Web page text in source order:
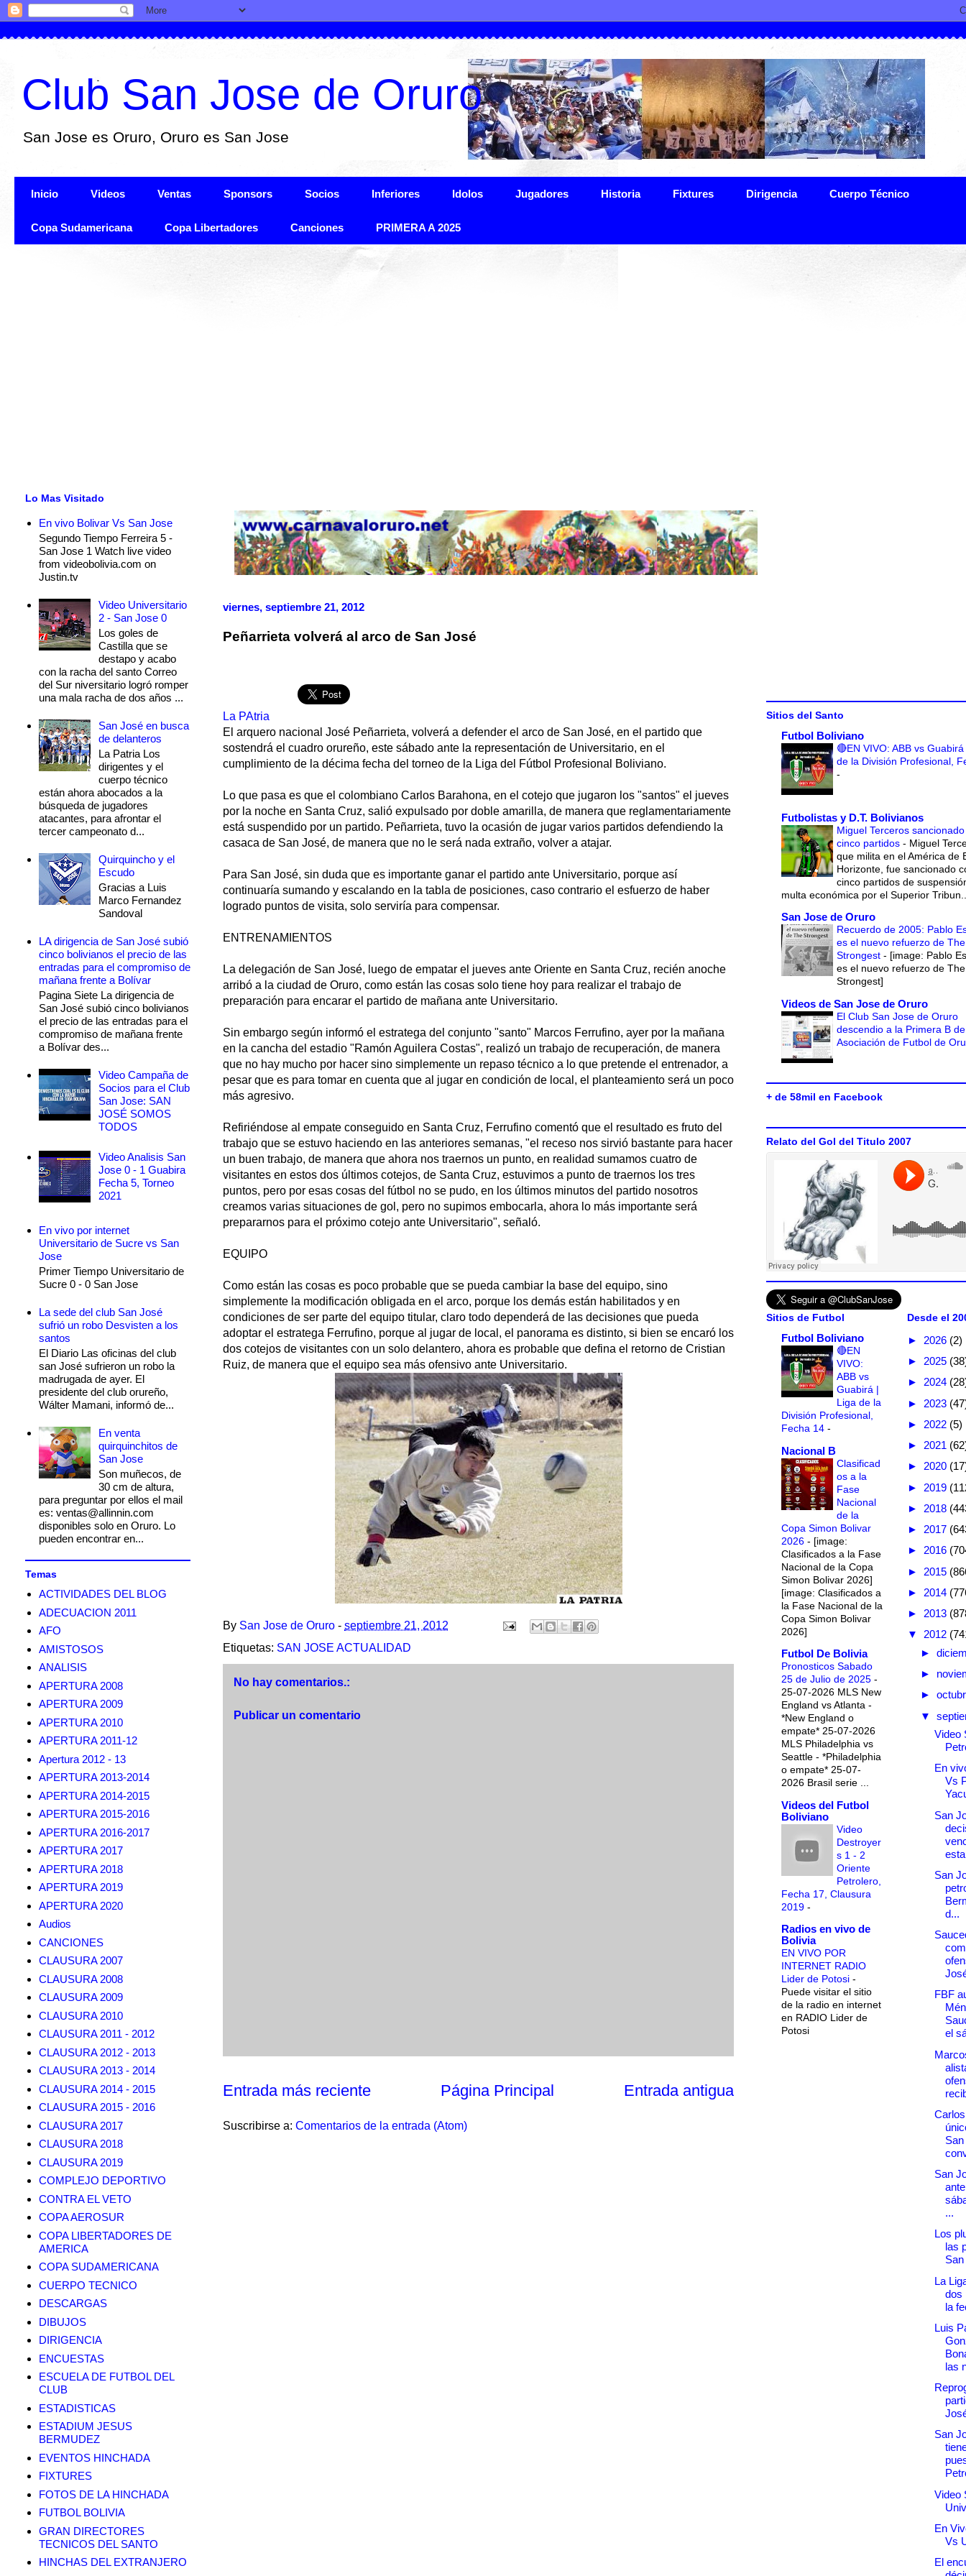
Club San Jose de Oruro
San Jose es Oruro, Oruro es San Jose
Inicio Videos Ventas Sponsors Socios Inferiores Idolos Jugadores Historia Fixtures Dirigencia Cuerpo Técnico
Copa Sudamericana Copa Libertadores Canciones PRIMERA A 2025
viernes, septiembre 21, 2012
Peñarrieta volverá al arco de San José
La PAtria
El arquero nacional José Peñarrieta, volverá a defender el arco de San José, en el partido que
sostendrá el cuadro orureño, este sábado ante la representación de Universitario, en el
cumplimiento de la décima fecha del torneo de la Liga del Fútbol Profesional Boliviano.
Lo que pasa es que el colombiano Carlos Barahona, en el cotejo que jugaron los "santos" el jueves
por la noche en Santa Cruz, salió expulsado por doble amarilla, de manera que reglamentariamente
está suspendido por un partido. Peñarrieta, tuvo la ocasión de jugar varios partidos defendiendo la
casaca de San José, de manera que no le será nada extraño, volver a atajar.
Para San José, sin duda que es importante ganar el partido ante Universitario, porque así
continuaría sumando y escalando en la tabla de posiciones, caso contrario el esfuerzo de haber
logrado puntos de visita, solo serviría para compensar.
ENTRENAMIENTOS
La delegación de San José, luego de empatar el jueves ante Oriente en Santa Cruz, recién anoche
arribó a la ciudad de Oruro, como están las cosas solo tiene hoy para realizar el trabajo de
preparación para encarar el partido de mañana ante Universitario.
Sin embargo según informó el estratega del conjunto "santo" Marcos Ferrufino, ayer por la mañana
en la cancha del estadio "Ramón Aguilera Costas", realizó un trabajo de recuperación, de manera
que no hay mucho por hacer sino simplemente un repaso técnico a lo que pretende el entrenador, a
pesar que es para tomar en cuenta que al jugar en condición de local, el planteamiento será un poco
más agresivo.
Refiriéndose al empate conseguido en Santa Cruz, Ferrufino comentó que el resultado es fruto del
trabajo que se estuvo haciendo en las anteriores semanas, "el receso nos sirvió bastante para hacer
un buen trabajo, de manera que ahora nos traernos un punto, en realidad sumamos cuatro de
visitantes en estos dos últimos cotejos, de Santa Cruz, estuvimos a punto de traernos los tres
puntos, pero por esas cosas del fútbol no se pudo, en los últimos minutos del partido nosotros
creamos varias situaciones de gol, pero no supimos embocarla, ahora lo más importante será
prepararnos para el próximo cotejo ante Universitario", señaló.
EQUIPO
Como están las cosas es poco probable que se pueda cambiar la base del equipo, sino
simplemente la modificación obligada en el arco, porque los demás están habilitados y en
condiciones de ser parte del equipo titular, claro todo dependerá de las decisiones que pueda
adoptar el estratega Ferrufino, porque al jugar de local, el panorama es distinto, si bien se encaró los
dos cotejos de visitantes con un solo delantero, ahora es probable que defina el retorno de Cristian
Ruiz, de manera que el equipo sea más ofensivo ante Universitario.
By San Jose de Oruro - septiembre 21, 2012
Etiquetas: SAN JOSE ACTUALIDAD
No hay comentarios.:
Publicar un comentario
Entrada más reciente Entrada antigua
Página Principal
Suscribirse a: Comentarios de la entrada (Atom)
Lo Mas Visitado
En vivo Bolivar Vs San Jose
Segundo Tiempo Ferreira 5 -
San Jose 1 Watch live video
from videobolivia.com on
Justin.tv
Video Universitario
2 - San Jose 0
Los goles de
Castilla que se
destapo y acabo
con la racha del santo Correo
del Sur niversitario logró romper
una mala racha de dos años ...
San José en busca
de delanteros
La Patria Los
dirigentes y el
cuerpo técnico
están ahora abocados a la
búsqueda de jugadores
atacantes, para afrontar el
tercer campeonato d...
Quirquincho y el
Escudo
Gracias a Luis
Marco Fernandez
Sandoval
LA dirigencia de San José subió
cinco bolivianos el precio de las
entradas para el compromiso de
mañana frente a Bolívar
Pagina Siete La dirigencia de
San José subió cinco bolivianos
el precio de las entradas para el
compromiso de mañana frente
a Bolívar des...
Video Campaña de
Socios para el Club
San Jose: SAN
JOSÉ SOMOS
TODOS
Video Analisis San
Jose 0 - 1 Guabira
Fecha 5, Torneo
2021
En vivo por internet
Universitario de Sucre vs San
Jose
Primer Tiempo Universitario de
Sucre 0 - 0 San Jose
La sede del club San José
sufrió un robo Desvisten a los
santos
El Diario Las oficinas del club
san José sufrieron un robo la
madrugada de ayer. El
presidente del club orureño,
Wálter Mamani, informó de...
En venta
quirquinchitos de
San Jose
Son muñecos, de
30 cm de altura,
para preguntar por ellos el mail
es: ventas@allinnin.com
disponibles solo en Oruro. Lo
pueden encontrar en...
Temas
ACTIVIDADES DEL BLOG
ADECUACION 2011
AFO
AMISTOSOS
ANALISIS
APERTURA 2008
APERTURA 2009
APERTURA 2010
APERTURA 2011-12
Apertura 2012 - 13
APERTURA 2013-2014
APERTURA 2014-2015
APERTURA 2015-2016
APERTURA 2016-2017
APERTURA 2017
APERTURA 2018
APERTURA 2019
APERTURA 2020
Audios
CANCIONES
CLAUSURA 2007
CLAUSURA 2008
CLAUSURA 2009
CLAUSURA 2010
CLAUSURA 2011 - 2012
CLAUSURA 2012 - 2013
CLAUSURA 2013 - 2014
CLAUSURA 2014 - 2015
CLAUSURA 2015 - 2016
CLAUSURA 2017
CLAUSURA 2018
CLAUSURA 2019
COMPLEJO DEPORTIVO
CONTRA EL VETO
COPA AEROSUR
COPA LIBERTADORES DE
AMERICA
COPA SUDAMERICANA
CUERPO TECNICO
DESCARGAS
DIBUJOS
DIRIGENCIA
ENCUESTAS
ESCUELA DE FUTBOL DEL
CLUB
ESTADISTICAS
ESTADIUM JESUS
BERMUDEZ
EVENTOS HINCHADA
FIXTURES
FOTOS DE LA HINCHADA
FUTBOL BOLIVIA
GRAN DIRECTORES
TECNICOS DEL SANTO
HINCHAS DEL EXTRANJERO
Sitios del Santo
Futbol Boliviano
🔴EN VIVO: ABB vs
de la División Profesional,
-
Futbolistas y D.T. Bolivianos
Miguel Terceros
cinco partidos - Miguel
que milita en el América de
Horizonte, fue sancionado
cinco partidos de
multa económica por el Superior
San Jose de Oruro
Recuerdo de 2005: Pablo
es el nuevo refuerzo de The
Strongest - [image: Pablo
es el nuevo refuerzo de The
Strongest]
Videos de San Jose de Oruro
El Club San Jose de Oruro
descendio a la Primera B
Asociación de Futbol de
+ de 58mil en Facebook
Relato del Gol del Titulo 2007
Sitios de Futbol
Futbol Boliviano
🔴EN
VIVO:
ABB vs
Guabirá |
Liga de la
División Profesional,
Fecha 14 -
Nacional B
Clasificad
os a la
Fase
Nacional
de la
Copa Simon Bolivar
2026 - [image:
Clasificados a la Fase
Nacional de la Copa
Simon Bolivar 2026]
[image: Clasificados a
la Fase Nacional de la
Copa Simon Bolivar
2026]
Futbol De Bolivia
Pronosticos Sabado
25 de Julio de 2025 -
25-07-2026 MLS New
England vs Atlanta -
*New England o
empate* 25-07-2026
MLS Philadelphia vs
Seattle - *Philadelphia
o empate* 25-07-
2026 Brasil serie ...
Videos del Futbol
Boliviano
Video
Destroyer
s 1 - 2
Oriente
Petrolero,
Fecha 17, Clausura
2019 -
Radios en vivo de
Bolivia
EN VIVO POR
INTERNET RADIO
Lider de Potosi -
Puede visitar el sitio
de la radio en internet
en RADIO Lider de
Potosi
Desde el
► 2026 (2)
► 2025
► 2024
► 2023
► 2022 (5)
► 2021
► 2020
► 2019
► 2018
► 2017
► 2016
► 2015
► 2014
► 2013
▼ 2012
►
►
►
▼
Video
En
Vs
San
San
d...
FBF
el
San
...
Los
las
La
dos
la
Luis
las
San
Video
En
Vs
El